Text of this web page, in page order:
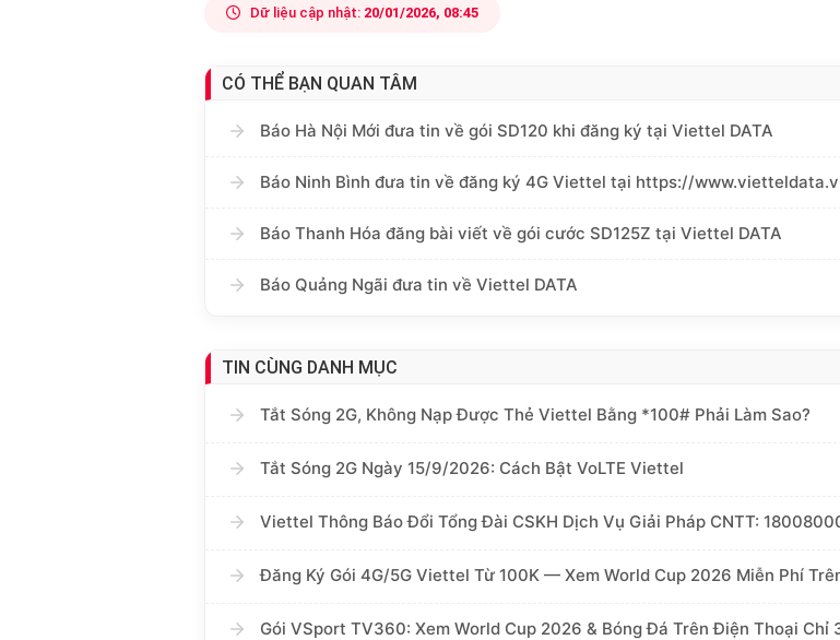
Dữ liệu cập nhật: 20/01/2026, 08:45
CÓ THỂ BẠN QUAN TÂM
Báo Hà Nội Mới đưa tin về gói SD120 khi đăng ký tại Viettel DATA
Báo Ninh Bình đưa tin về đăng ký 4G Viettel tại https://
Báo Thanh Hóa đăng bài viết về gói cước SD125Z tại Viettel DATA
Báo Quảng Ngãi đưa tin về Viettel DATA
TIN CÙNG DANH MỤC
Tắt Sóng 2G, Không Nạp Được Thẻ Viettel Bằng *100# Phải Làm Sao?
Tắt Sóng 2G Ngày 15/9/2026: Cách Bật VoLTE Viettel
Viettel Thông Báo Đổi Tổng Đài CSKH Dịch Vụ Giải Pháp CNTT:
Đăng Ký Gói 4G/5G Viettel Từ 100K — Xem World Cup 2026 Miễn Phí
Gói VSport TV360: Xem World Cup 2026 & Bóng Đá Trên Điện Thoại Chỉ